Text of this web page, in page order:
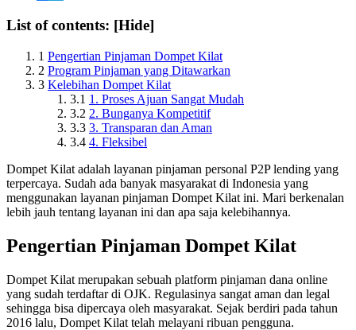
List of contents: [Hide]
1 Pengertian Pinjaman Dompet Kilat
2 Program Pinjaman yang Ditawarkan
3 Kelebihan Dompet Kilat
3.1 1. Proses Ajuan Sangat Mudah
3.2 2. Bunganya Kompetitif
3.3 3. Transparan dan Aman
3.4 4. Fleksibel
Dompet Kilat adalah layanan pinjaman personal P2P lending yang
terpercaya. Sudah ada banyak masyarakat di Indonesia yang
menggunakan layanan pinjaman Dompet Kilat ini. Mari berkenalan
lebih jauh tentang layanan ini dan apa saja kelebihannya.
Pengertian Pinjaman Dompet Kilat
Dompet Kilat merupakan sebuah platform pinjaman dana online
yang sudah terdaftar di OJK. Regulasinya sangat aman dan legal
sehingga bisa dipercaya oleh masyarakat. Sejak berdiri pada tahun
2016 lalu, Dompet Kilat telah melayani ribuan pengguna.